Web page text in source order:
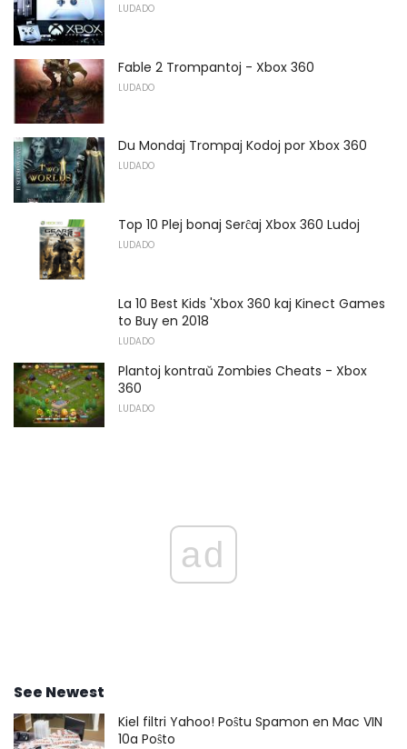
LUDADO
Fable 2 Trompantoj - Xbox 360
LUDADO
Du Mondaj Trompaj Kodoj por Xbox 360
LUDADO
Top 10 Plej bonaj Serĉaj Xbox 360 Ludoj
LUDADO
La 10 Best Kids 'Xbox 360 kaj Kinect Games
to Buy en 2018
LUDADO
Plantoj kontraŭ Zombies Cheats - Xbox
360
LUDADO
ad
See Newest
Kiel filtri Yahoo! Poŝtu Spamon en Mac VIN
10a Poŝto